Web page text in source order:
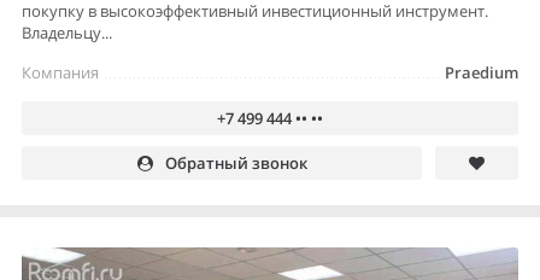
покупку в высокоэффективный инвестиционный инструмент.
Владельцу...
Praedium
Компания
+7 499 444 •• ••
Обратный звонок